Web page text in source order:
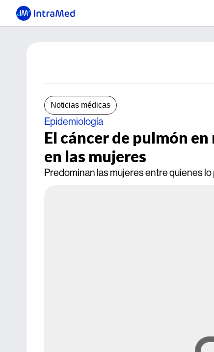
Noticias médicas
Epidemiología
El cáncer de pulmón
en las mujeres
Predominan las mujeres entre quienes